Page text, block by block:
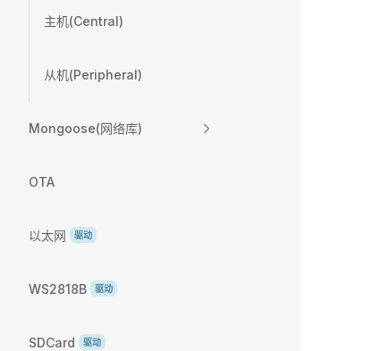
主机(Central)
从机(Peripheral)
Mongoose(网络库)
OTA
以太网 驱动
WS2818B 驱动
SDCard 驱动